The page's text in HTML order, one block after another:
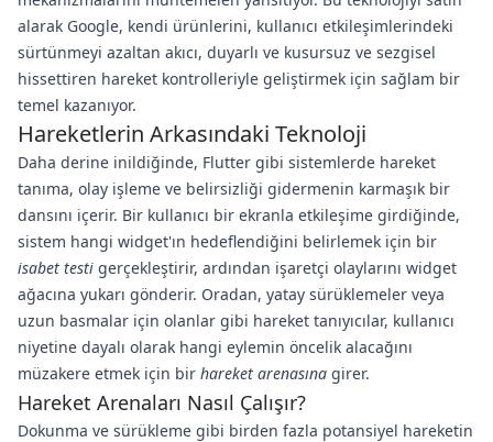
alarak Google, kendi ürünlerini, kullanıcı etkileşimlerindeki
sürtünmeyi azaltan akıcı, duyarlı ve kusursuz ve sezgisel
hissettiren hareket kontrolleriyle geliştirmek için sağlam bir
temel kazanıyor.
Hareketlerin Arkasındaki Teknoloji
Daha derine inildiğinde, Flutter gibi sistemlerde hareket
tanıma, olay işleme ve belirsizliği gidermenin karmaşık bir
dansını içerir. Bir kullanıcı bir ekranla etkileşime girdiğinde,
sistem hangi widget'ın hedeflendiğini belirlemek için bir
isabet testi gerçekleştirir, ardından işaretçi olaylarını widget
ağacına yukarı gönderir. Oradan, yatay sürüklemeler veya
uzun basmalar için olanlar gibi hareket tanıyıcılar, kullanıcı
niyetine dayalı olarak hangi eylemin öncelik alacağını
müzakere etmek için bir hareket arenasına girer.
Hareket Arenaları Nasıl Çalışır?
Dokunma ve sürükleme gibi birden fazla potansiyel hareketin